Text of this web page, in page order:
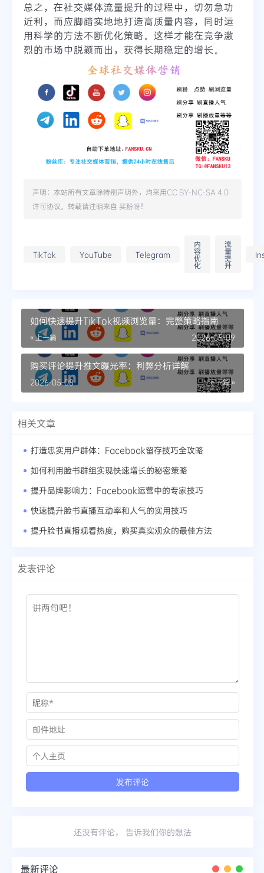
总之，在社交媒体流量提升的过程中，切勿急功
近利，而应脚踏实地地打造高质量内容，同时运
用科学的方法不断优化策略。这样才能在竞争激
烈的市场中脱颖而出，获得长期稳定的增长。
声明：本站所有文章除特别声明外，均采用CC BY-NC-SA 4.0
许可协议。转载请注明来自 买粉呀！
TikTok YouTube Telegram
内
容
优
化
流
量
提
升
如何快速提升TikTok视频浏览量：完整策略指南
« 上一篇 2026-05-09
购买评论提升推文曝光率：利弊分析详解
下一篇 »
2026-05-08
相关文章
打造忠实用户群体：Facebook留存技巧全攻略
如何利用脸书群组实现快速增长的秘密策略
提升品牌影响力：Facebook运营中的专家技巧
快速提升脸书直播互动率和人气的实用技巧
提升脸书直播观看热度，购买真实观众的最佳方法
发表评论
还没有评论， 告诉我们你的想法
最新评论